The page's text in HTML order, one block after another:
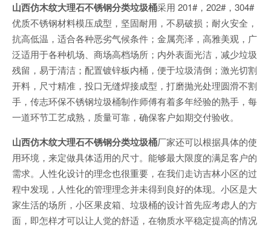
山西仿木纹大理石不锈钢分类垃圾桶采用 201#，202#，304#
优质不锈钢材料模压成型，坚固耐用，不易破损；耐火安全，
抗高低温，适合各种恶劣气候条件；金属亮泽，高雅美观，广
泛适用于各种机场、商场高档场所；内外表面光洁，减少垃圾
残留，易于清洁；配置镀锌板内桶，便于垃圾清倒；激光切割
开料，尺寸精准，投口无缝焊接成型，打磨抛光处理圆滑不割
手，传志环保不锈钢垃圾桶制作师傅有着多年经验的熟手，每
一道环节工艺成熟，质量可靠，确保客户如期交付验收。
山西仿木纹大理石不锈钢分类垃圾桶厂家还可以根据具体的使
用环境，来定做具体适用的尺寸。能够最大限度的满足客户的
需求。人性化设计的理念也很重要，在我们走访吉林小区的过
程中发现，人性化的管理理念并未得到良好的体现。小区是大
家生活的场所，小区果皮箱、垃圾桶的设计首先应考虑人的方
面，即怎样才可以让人觉的舒适，在物质水平稳定提高的情况